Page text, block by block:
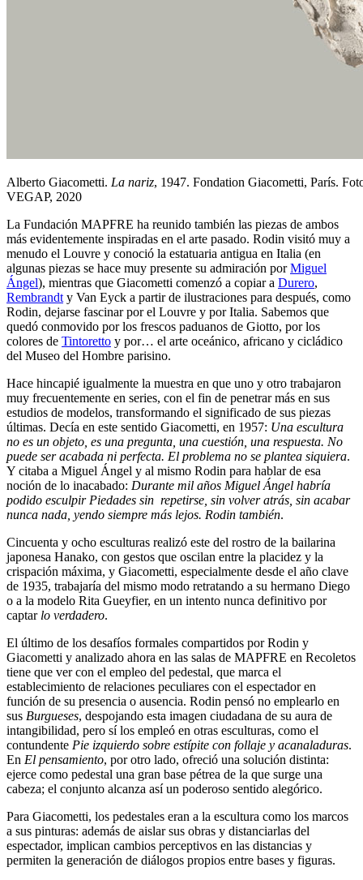
Alberto Giacometti. La nariz, 1947. Fondation Giacometti, París.
VEGAP, 2020
La Fundación MAPFRE ha reunido también las piezas de ambos
más evidentemente inspiradas en el arte pasado. Rodin visitó muy a
menudo el Louvre y conoció la estatuaria antigua en Italia (en
algunas piezas se hace muy presente su admiración porMiguel
Ángel), mientras que Giacometti comenzó a copiar a Durero,
Rembrandt y Van Eyck a partir de ilustraciones para después, como
Rodin, dejarse fascinar por el Louvre y por Italia. Sabemos que
quedó conmovido por los frescos paduanos de Giotto, por los
colores de Tintoretto y por… el arte oceánico, africano y cicládico
del Museo del Hombre parisino.
Hace hincapié igualmente la muestra en que uno y otro trabajaron
muy frecuentemente en series, con el fin de penetrar más en sus
estudios de modelos, transformando el significado de sus piezas
últimas. Decía en este sentido Giacometti, en 1957: Una escultura
no es un objeto, es una pregunta, una cuestión, una respuesta. No
puede ser acabada ni perfecta. El problema no se plantea siquiera.
Y citaba a Miguel Ángel y al mismo Rodin para hablar de esa
noción de lo inacabado: Durante mil años Miguel Ángel habría
podido esculpir Piedades sin repetirse, sin volver atrás, sin acabar
nunca nada, yendo siempre más lejos. Rodin también.
Cincuenta y ocho esculturas realizó este del rostro de la bailarina
japonesa Hanako, con gestos que oscilan entre la placidez y la
crispación máxima, y Giacometti, especialmente desde el año clave
de 1935, trabajaría del mismo modo retratando a su hermano Diego
o a la modelo Rita Gueyfier, en un intento nunca definitivo por
captar lo verdadero.
El último de los desafíos formales compartidos por Rodin y
Giacometti y analizado ahora en las salas de MAPFRE en Recoletos
tiene que ver con el empleo del pedestal, que marca el
establecimiento de relaciones peculiares con el espectador en
función de su presencia o ausencia. Rodin pensó no emplearlo en
sus Burgueses, despojando esta imagen ciudadana de su aura de
intangibilidad, pero sí los empleó en otras esculturas, como el
contundente Pie izquierdo sobre estípite con follaje y acanaladuras.
En El pensamiento, por otro lado, ofreció una solución distinta:
ejerce como pedestal una gran base pétrea de la que surge una
cabeza; el conjunto alcanza así un poderoso sentido alegórico.
Para Giacometti, los pedestales eran a la escultura como los marcos
a sus pinturas: además de aislar sus obras y distanciarlas del
espectador, implican cambios perceptivos en las distancias y
permiten la generación de diálogos propios entre bases y figuras.